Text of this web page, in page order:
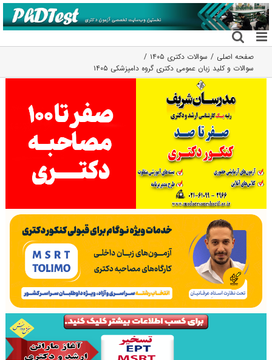
رفتن
به
محتوا
صفحه اصلی
سوالات دکتری ۱۴۰۵
سوالات و کلید زبان عمومی دکتری گروه دامپزشکی ۱۴۰۵